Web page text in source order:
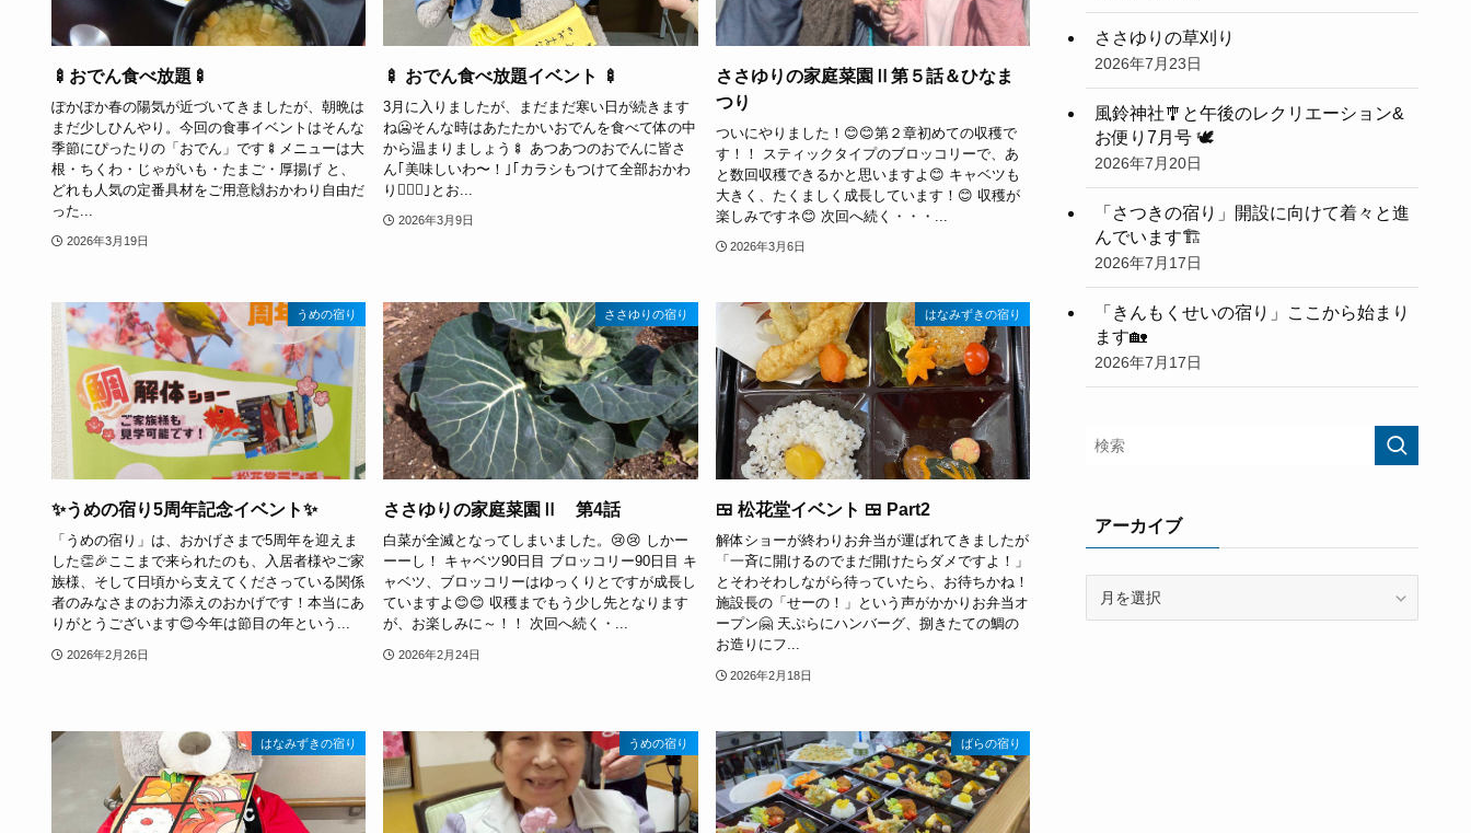
🍢おでん食べ放題🍢
ぽかぽか春の陽気が近づいてきましたが、朝晩は
まだ少しひんやり。今回の食事イベントはそんな
季節にぴったりの「おでん」です🍢メニューは大
根・ちくわ・じゃがいも・たまご・厚揚げ と、
どれも人気の定番具材をご用意🙌おかわり自由だ
った...
2026年3月19日
🍢 おでん食べ放題イベント 🍢
3月に入りましたが、まだまだ寒い日が続きます
ね🥶そんな時はあたたかいおでんを食べて体の中
から温まりましょう🍢 あつあつのおでんに皆さ
ん｢美味しいわ〜！｣｢カラシもつけて全部おかわ
り🙋🏼‍♀️｣とお...
2026年3月9日
ささゆりの家庭菜園Ⅱ第５話＆ひなま
つり
ついにやりました！😊😊第２章初めての収穫で
す！！ スティックタイプのブロッコリーで、あ
と数回収穫できるかと思いますよ😊 キャベツも
大きく、たくましく成長しています！😊 収穫が
楽しみですネ😊 次回へ続く・・・...
2026年3月6日
うめの宿り
✨うめの宿り5周年記念イベント✨
「うめの宿り」は、おかげさまで5周年を迎えま
した👏🎉ここまで来られたのも、入居者様やご家
族様、そして日頃から支えてくださっている関係
者のみなさまのお力添えのおかげです！本当にあ
りがとうございます😊今年は節目の年という...
2026年2月26日
ささゆりの宿り
ささゆりの家庭菜園Ⅱ 第4話
白菜が全滅となってしまいました。😢😢 しかー
ーーし！ キャベツ90日目 ブロッコリー90日目 キ
ャベツ、ブロッコリーはゆっくりとですが成長し
ていますよ😊😊 収穫までもう少し先となります
が、お楽しみに～！！ 次回へ続く・...
2026年2月24日
はなみずきの宿り
🍱 松花堂イベント 🍱 Part2
解体ショーが終わりお弁当が運ばれてきましたが
「一斉に開けるのでまだ開けたらダメですよ！」
とそわそわしながら待っていたら、お待ちかね！
施設長の「せーの！」という声がかかりお弁当オ
ープン🤗 天ぷらにハンバーグ、捌きたての鯛の
お造りにフ...
2026年2月18日
はなみずきの宿り うめの宿り ばらの宿り
ささゆりの草刈り
2026年7月23日
風鈴神社🎐と午後のレクリエーション&
お便り7月号 🕊
2026年7月20日
「さつきの宿り」開設に向けて着々と進
んでいます🏗️
2026年7月17日
「きんもくせいの宿り」ここから始まり
ます🏡
2026年7月17日
アーカイブ